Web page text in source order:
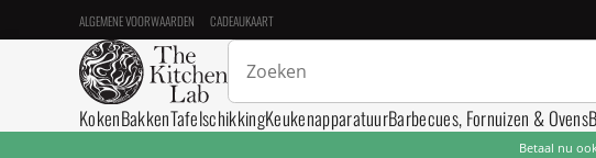
ALGEMENE VOORWAARDEN CADEAUKAART
KokenBakkenTafelschikkingKeukenapparatuurBarbecues, Fornuizen & Ovens
Betaal nu